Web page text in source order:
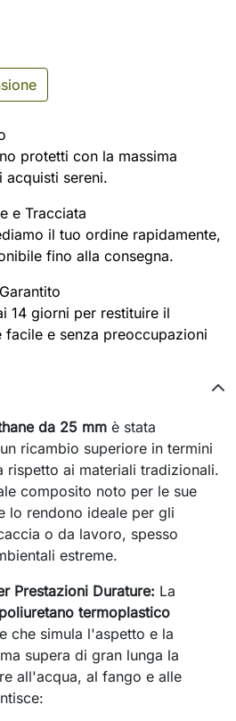
protetti con la massima
acquisti sereni.
e Tracciata
il tuo ordine rapidamente,
fino alla consegna.
14 giorni per restituire il
e senza preoccupazioni
da 25 mm è stata
ricambio superiore in termini
rispetto ai materiali tradizionali.
composito noto per le sue
lo rendono ideale per gli
o da lavoro, spesso
estreme.
Prestazioni Durature: La
poliuretano termoplastico
che simula l'aspetto e la
supera di gran lunga la
all'acqua, al fango e alle